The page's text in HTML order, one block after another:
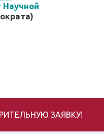
Научной
ЗАЯВКУ!